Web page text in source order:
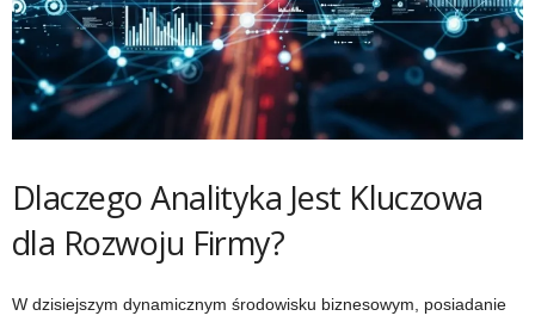
Dlaczego Analityka Jest Kluczowa
dla Rozwoju Firmy?
W dzisiejszym dynamicznym środowisku biznesowym, posiadanie